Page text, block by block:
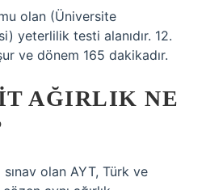
olan (Üniversite
yeterlilik testi alanıdır. 12.
ve dönem 165 dakikadır.
AĞIRLIK NE
olan AYT, Türk ve